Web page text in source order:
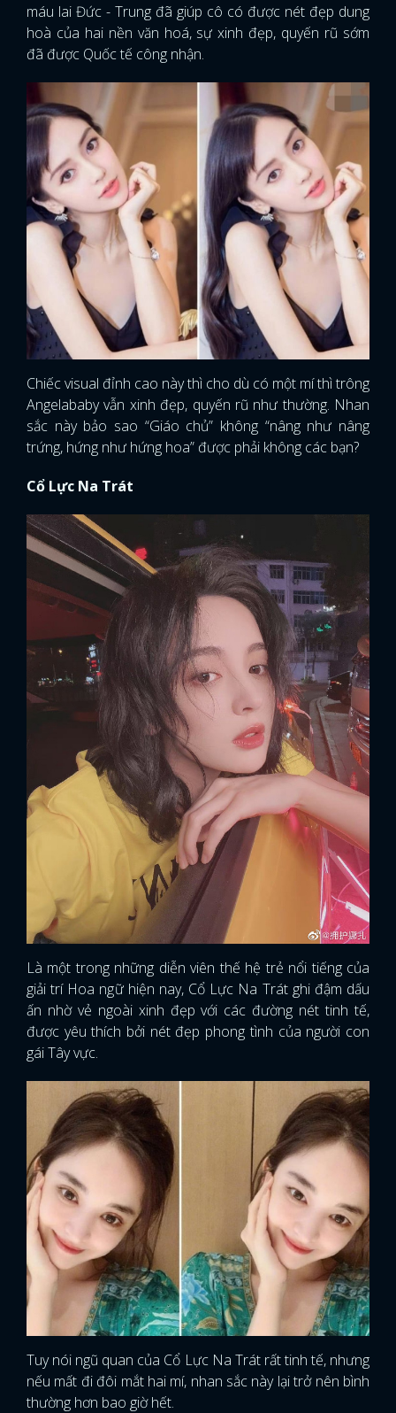
máu lai Đức - Trung đã giúp cô có được nét đẹp dung
hoà của hai nền văn hoá, sự xinh đẹp, quyến rũ sớm
đã được Quốc tế công nhận.
Chiếc visual đỉnh cao này thì cho dù có một mí thì trông
Angelababy vẫn xinh đẹp, quyến rũ như thường. Nhan
sắc này bảo sao “Giáo chủ” không “nâng như nâng
trứng, hứng như hứng hoa” được phải không các bạn?
Cổ Lực Na Trát
Là một trong những diễn viên thế hệ trẻ nổi tiếng của
giải trí Hoa ngữ hiện nay, Cổ Lực Na Trát ghi đậm dấu
ấn nhờ vẻ ngoài xinh đẹp với các đường nét tinh tế,
được yêu thích bởi nét đẹp phong tình của người con
gái Tây vực.
Tuy nói ngũ quan của Cổ Lực Na Trát rất tinh tế, nhưng
nếu mất đi đôi mắt hai mí, nhan sắc này lại trở nên bình
thường hơn bao giờ hết.